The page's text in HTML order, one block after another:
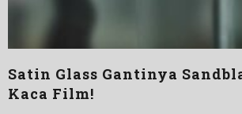
Satin Glass Gantinya
Kaca Film!